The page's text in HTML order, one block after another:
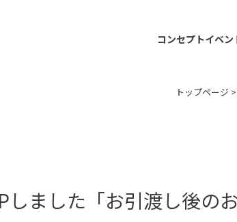
コンセプトイベン
トップページ >
しました「お引渡し後の